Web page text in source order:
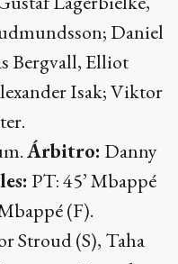
Daniel
Bergvall, Elliot
Isak; Viktor
Árbitro: Danny
PT: 45’ Mbappé
(F).
Stroud (S), Taha